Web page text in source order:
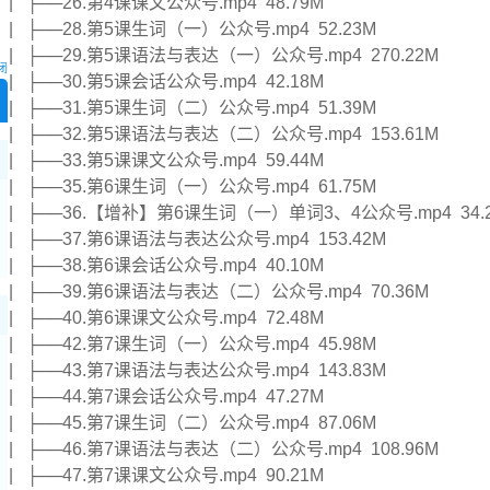
| ├──28.第5课生词（一）公众号.mp4 52.23M
| ├──29.第5课语法与表达（一）公众号.mp4 270.22M
| ├──30.第5课会话公众号.mp4 42.18M
| ├──31.第5课生词（二）公众号.mp4 51.39M
| ├──32.第5课语法与表达（二）公众号.mp4 153.61M
| ├──33.第5课课文公众号.mp4 59.44M
| ├──35.第6课生词（一）公众号.mp4 61.75M
| ├──36.【增补】第6课生词（一）单词3、4公众号.mp4
| ├──37.第6课语法与表达公众号.mp4 153.42M
| ├──38.第6课会话公众号.mp4 40.10M
| ├──39.第6课语法与表达（二）公众号.mp4 70.36M
| ├──40.第6课课文公众号.mp4 72.48M
| ├──42.第7课生词（一）公众号.mp4 45.98M
| ├──43.第7课语法与表达公众号.mp4 143.83M
| ├──44.第7课会话公众号.mp4 47.27M
| ├──45.第7课生词（二）公众号.mp4 87.06M
| ├──46.第7课语法与表达（二）公众号.mp4 108.96M
| ├──47.第7课课文公众号.mp4 90.21M